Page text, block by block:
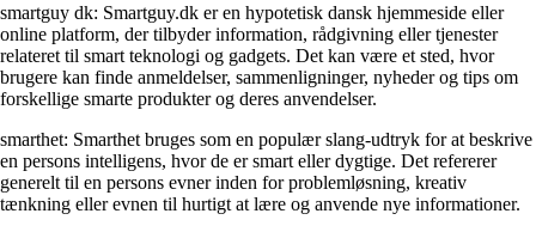
smartguy dk: Smartguy.dk er en hypotetisk dansk hjemmeside eller
online platform, der tilbyder information, rådgivning eller tjenester
relateret til smart teknologi og gadgets. Det kan være et sted, hvor
brugere kan finde anmeldelser, sammenligninger, nyheder og tips om
forskellige smarte produkter og deres anvendelser.
smarthet: Smarthet bruges som en populær slang-udtryk for at beskrive
en persons intelligens, hvor de er smart eller dygtige. Det refererer
generelt til en persons evner inden for problemløsning, kreativ
tænkning eller evnen til hurtigt at lære og anvende nye informationer.